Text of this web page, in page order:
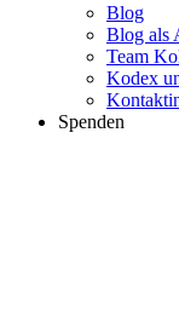
Blog
Blog als
Team
Kodex
Spenden